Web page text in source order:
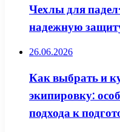
Чехлы для
надежную
26.06.2026
Как выбрать и
экипировку:
подхода к